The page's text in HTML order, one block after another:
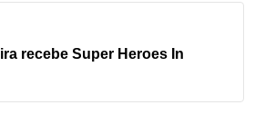
recebe Super Heroes In